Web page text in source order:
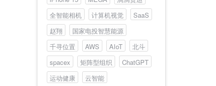
全智能相机
计算机视觉
SaaS
赵翔
国家电投智慧能源
千寻位置
AWS AIoT
北斗
spacex
矩阵型组织
ChatGPT
运动健康
云智能